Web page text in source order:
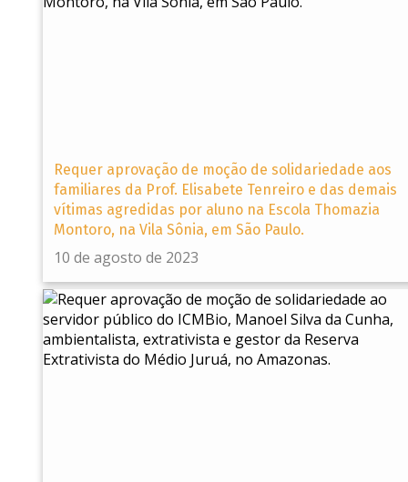
Requer aprovação de moção de solidariedade aos
familiares da Prof. Elisabete Tenreiro e das demais
vítimas agredidas por aluno na Escola Thomazia
Montoro, na Vila Sônia, em São Paulo.
10 de agosto de 2023